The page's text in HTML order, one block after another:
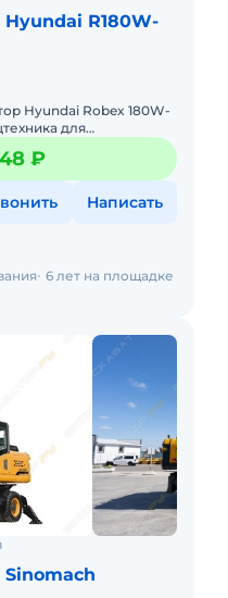
R180W-
Hyundai Robex 180W-
для
и землеройных
₽
Написать
6 лет на площадке
Sinomach